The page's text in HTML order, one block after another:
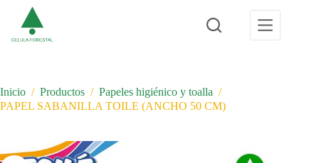
contenido
Inicio / Productos / Papeles higiénico y toalla /
PAPEL SABANILLA TOILE (ANCHO 50 CM)